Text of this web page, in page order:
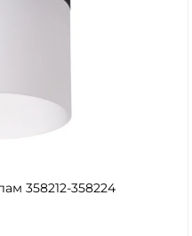
358212-358224